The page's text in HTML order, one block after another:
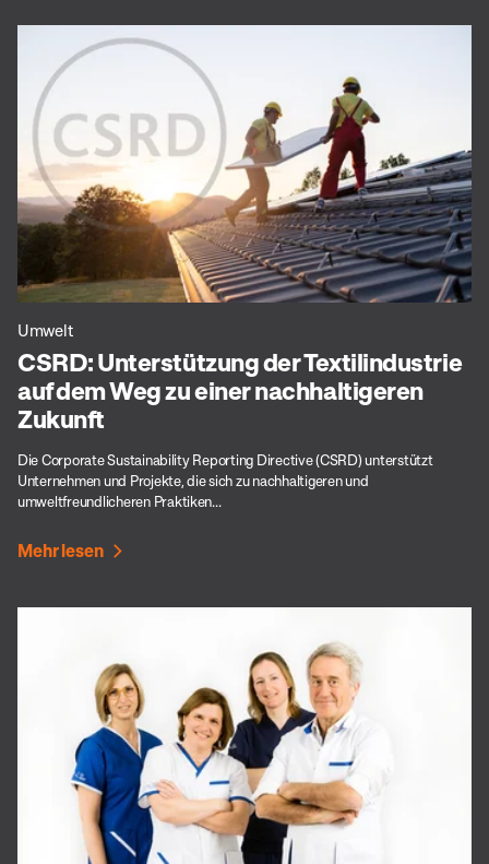
Umwelt
CSRD: Unterstützung der Textilindustrie
auf dem Weg zu einer nachhaltigeren
Zukunft
Die Corporate Sustainability Reporting Directive (CSRD) unterstützt
Unternehmen und Projekte, die sich zu nachhaltigeren und
umweltfreundlicheren Praktiken...
Mehr lesen